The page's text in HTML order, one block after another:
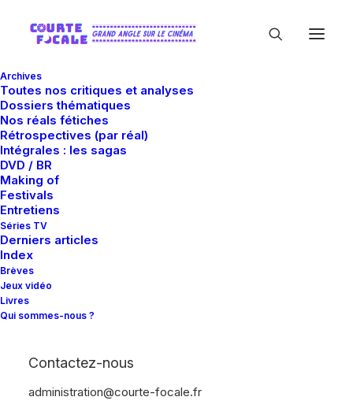
Archives
Toutes nos critiques et analyses
Dossiers thématiques
Nos réals fétiches
Rétrospectives (par réal)
Intégrales : les sagas
DVD / BR
Making of
Festivals
Entretiens
Séries TV
Derniers articles
Index
Brèves
Jeux vidéo
Livres
Qui sommes-nous ?
Contactez-nous
administration@courte-focale.fr